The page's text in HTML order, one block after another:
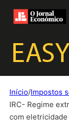
Início/Impostos
IRC- Regime
com eletricidade